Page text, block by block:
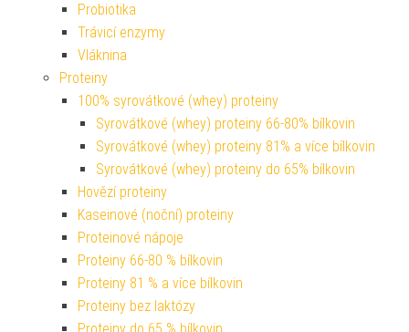
Probiotika
Trávicí enzymy
Vláknina
Proteiny
100% syrovátkové (whey) proteiny
Syrovátkové (whey) proteiny 66-80% bílkovin
Syrovátkové (whey) proteiny 81% a více bílkovin
Syrovátkové (whey) proteiny do 65% bílkovin
Hovězí proteiny
Kaseinové (noční) proteiny
Proteinové nápoje
Proteiny 66-80 % bílkovin
Proteiny 81 % a více bílkovin
Proteiny bez laktózy